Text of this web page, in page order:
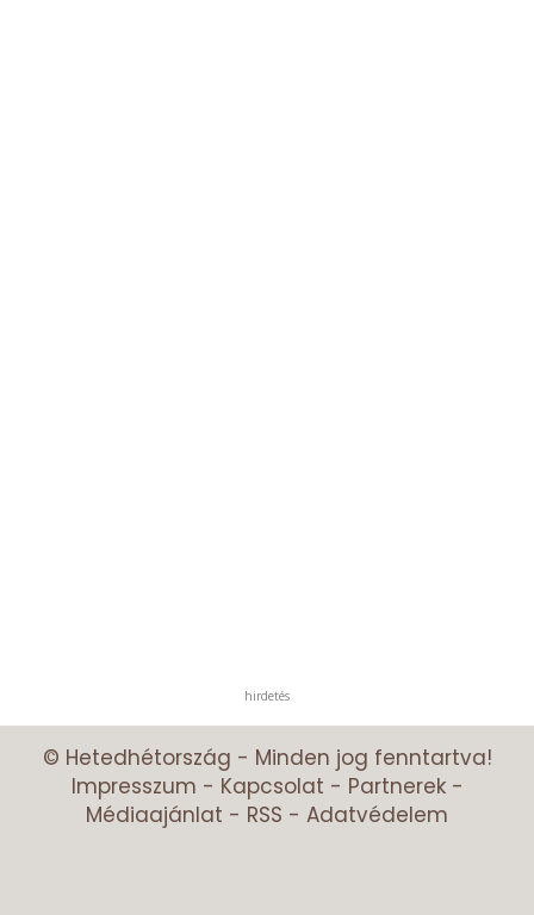
hirdetés
© Hetedhétország - Minden jog fenntartva!
Impresszum - Kapcsolat - Partnerek-
Médiaajánlat - RSS - Adatvédelem